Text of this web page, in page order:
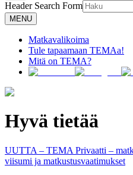
Header Search Form
MENU
Matkavalikoima
Tule tapaamaan TEMAa!
Mitä on TEMA?
Hyvä tietää
UUTTA – TEMA Privaatti –
viisumi ja matkustusvaatimukset